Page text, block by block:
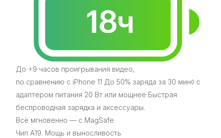
До +9 часов проигрывания видео,
по сравнению с iPhone 11 До 50% заряда за 30 мин◊ с
адаптером питания 20 Вт или мощнее Быстрая
беспроводная зарядка и аксессуары.
Всё мгновенно — с MagSafe
Чип A19. Мощь и выносливость